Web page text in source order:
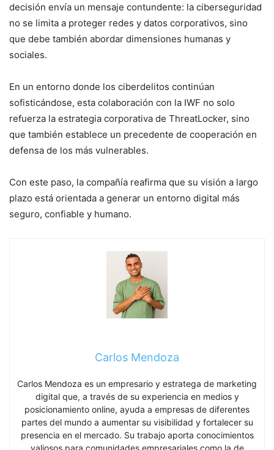
decisión envía un mensaje contundente: la ciberseguridad
no se limita a proteger redes y datos corporativos, sino
que debe también abordar dimensiones humanas y
sociales.
En un entorno donde los ciberdelitos continúan
sofisticándose, esta colaboración con la IWF no solo
refuerza la estrategia corporativa de ThreatLocker, sino
que también establece un precedente de cooperación en
defensa de los más vulnerables.
Con este paso, la compañía reafirma que su visión a largo
plazo está orientada a generar un entorno digital más
seguro, confiable y humano.
Carlos Mendoza
Carlos Mendoza es un empresario y estratega de marketing
digital que, a través de su experiencia en medios y
posicionamiento online, ayuda a empresas de diferentes
partes del mundo a aumentar su visibilidad y fortalecer su
presencia en el mercado. Su trabajo aporta conocimientos
valiosos para comunidades empresariales como la de